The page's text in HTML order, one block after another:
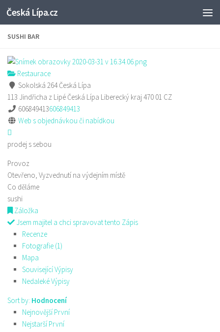
Skip to content
Česká Lípa.cz
SUSHI BAR
Restaurace
Sokolská 264 Česká Lípa
113 Jindřicha z Lipé Česká Lípa Liberecký kraj470 01 CZ
606849413606849413
Web s objednávkou či nabídkou
prodej s sebou
Provoz
Otevřeno, Vyzvednutí na výdejním místě
Co děláme
sushi
Záložka
Jsem majitel a chci spravovat tento Zápis
Recenze
Fotografie (1)
Mapa
Související Výpisy
Nedaleké Výpisy
Sort by: Hodnocení
Nejnovější První
Nejstarší První